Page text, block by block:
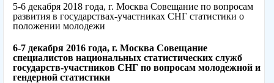
5-6 декабря 2018 года, г. Москва Совещание по вопросам
развития в государствах-участниках СНГ статистики о
положении молодежи
6-7 декабря 2016 года, г. Москва Совещание
специалистов национальных статистических служб
государств-участников СНГ по вопросам молодежной и
гендерной статистики